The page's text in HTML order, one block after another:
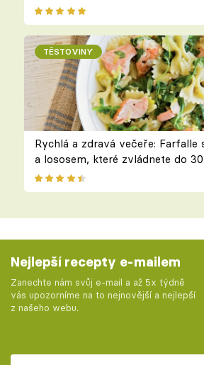
TĚSTOVINY
Rychlá a zdravá večeře: Farfalle
a lososem, které zvládnete do
Nejlepší recepty e-mailem
Zanechte nám svůj e-mail a až 5x týdně
vás upozorníme na to nejnovější a nejlepší
z našeho webu.